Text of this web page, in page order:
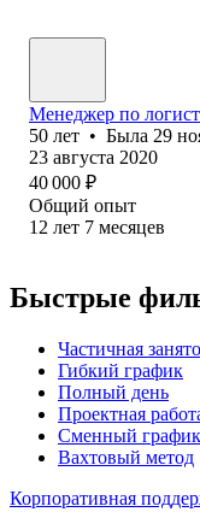
Менеджер по
50 лет • Была 29
23 августа 2020
40 000 ₽
Общий опыт
12 лет 7 месяцев
Быстрые
Частичная
Гибкий график
Полный день
Проектная
Сменный график
Вахтовый метод
Корпоративная